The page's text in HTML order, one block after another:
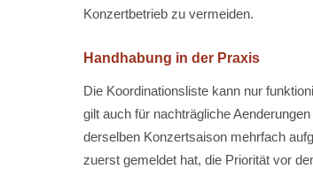
Konzertbetrieb zu vermeiden.
Handhabung in der Praxis
Die Koordinationsliste kann nur
gilt auch für nachträgliche
derselben Konzertsaison mehrfach
zuerst gemeldet hat, die Priorität vor